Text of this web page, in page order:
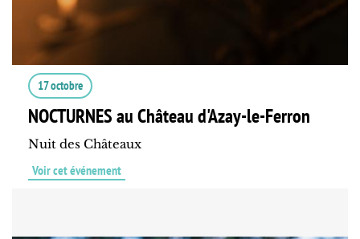
17 octobre
NOCTURNES au Château d'Azay-le-Ferron
Nuit des Châteaux
Voir cet événement